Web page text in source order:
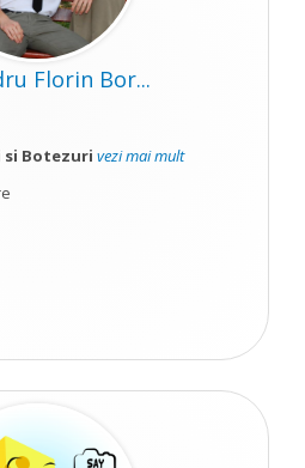
Florin Bor...
Botezuri vezi mai mult